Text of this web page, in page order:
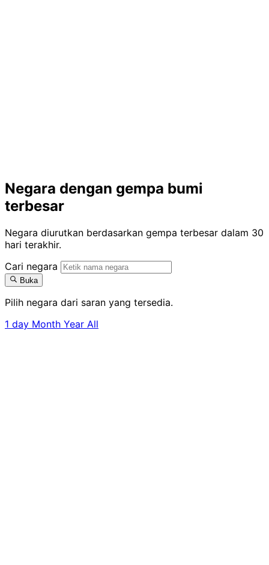
Negara dengan gempa bumi
terbesar
Negara diurutkan berdasarkan gempa terbesar dalam 30
hari terakhir.
Cari negara
Buka
Pilih negara dari saran yang tersedia.
1 day Month Year All